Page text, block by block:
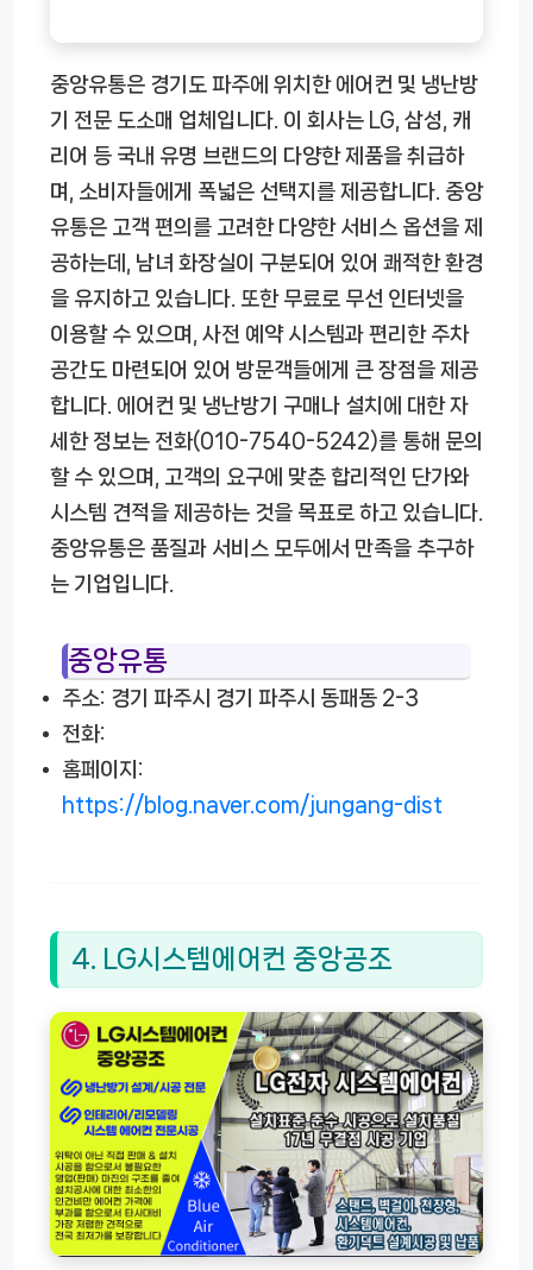
중앙유통은 경기도 파주에 위치한 에어컨 및 냉난방
기 전문 도소매 업체입니다. 이 회사는 LG, 삼성, 캐
리어 등 국내 유명 브랜드의 다양한 제품을 취급하
며, 소비자들에게 폭넓은 선택지를 제공합니다. 중앙
유통은 고객 편의를 고려한 다양한 서비스 옵션을 제
공하는데, 남녀 화장실이 구분되어 있어 쾌적한 환경
을 유지하고 있습니다. 또한 무료로 무선 인터넷을
이용할 수 있으며, 사전 예약 시스템과 편리한 주차
공간도 마련되어 있어 방문객들에게 큰 장점을 제공
합니다. 에어컨 및 냉난방기 구매나 설치에 대한 자
세한 정보는 전화(010-7540-5242)를 통해 문의
할 수 있으며, 고객의 요구에 맞춘 합리적인 단가와
시스템 견적을 제공하는 것을 목표로 하고 있습니다.
중앙유통은 품질과 서비스 모두에서 만족을 추구하
는 기업입니다.
중앙유통
주소: 경기 파주시 경기 파주시 동패동 2-3
전화:
홈페이지:
https://blog.naver.com/jungang-dist
4. LG시스템에어컨 중앙공조